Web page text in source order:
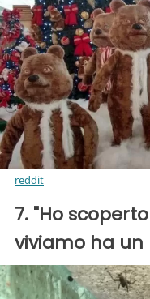
reddit
7. "Ho
viviamo ha